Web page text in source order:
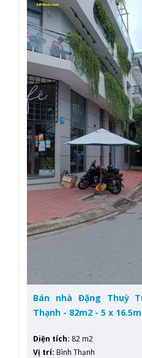
Bán nhà Đặng Thuỳ
Thạnh - 82m2 - 5 x 16.5m
Diện tích: 82 m2
Vị trí: Bình Thạnh